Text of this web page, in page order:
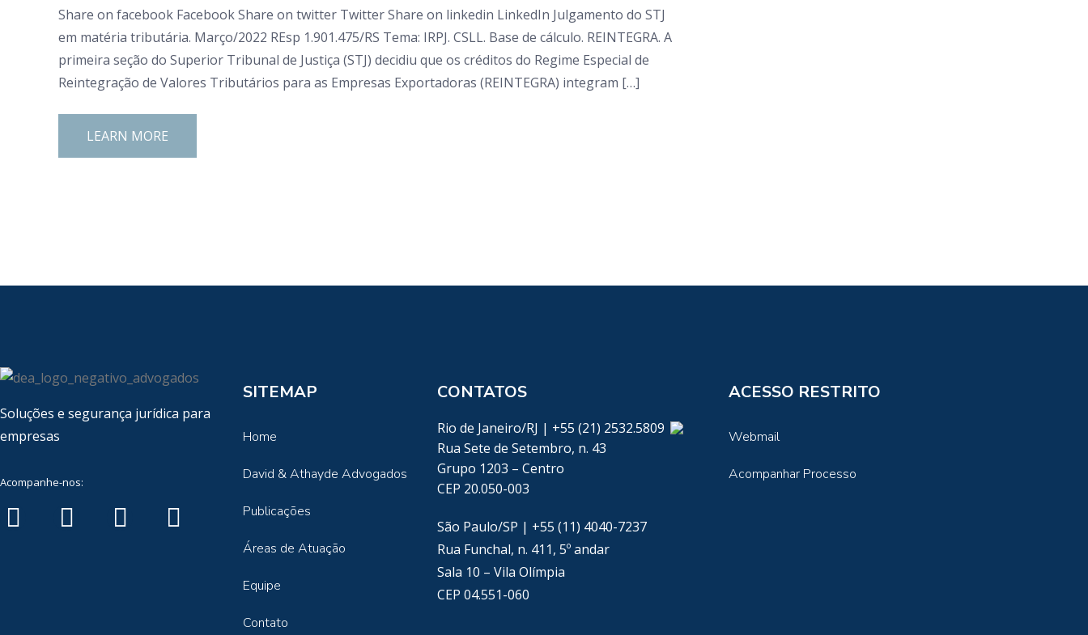
Share on facebook Facebook Share on twitter Twitter Share on linkedin LinkedIn Julgamento do STJ
em matéria tributária. Março/2022 REsp 1.901.475/RS Tema: IRPJ. CSLL. Base de cálculo. REINTEGRA. A
primeira seção do Superior Tribunal de Justiça (STJ) decidiu que os créditos do Regime Especial de
Reintegração de Valores Tributários para as Empresas Exportadoras (REINTEGRA) integram […]
LEARN MORE
Soluções e segurança jurídica para
empresas
Acompanhe-nos:
SITEMAP
Home
David & Athayde Advogados
Publicações
Áreas de Atuação
Equipe
Contato
CONTATOS
Rio de Janeiro/RJ | +55 (21) 2532.5809
Rua Sete de Setembro, n. 43
Grupo 1203 – Centro
CEP 20.050-003
São Paulo/SP | +55 (11) 4040-7237
Rua Funchal, n. 411, 5º andar
Sala 10 – Vila Olímpia
CEP 04.551-060
ACESSO RESTRITO
Webmail
Acompanhar Processo